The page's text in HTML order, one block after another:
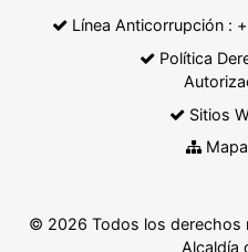
Línea Anticorrupción :
Política
Sitios
© 2026 Todos los derechos
Alcaldía